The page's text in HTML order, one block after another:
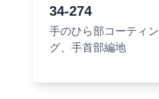
34-274
手のひら部コーティン
グ、手首部編地